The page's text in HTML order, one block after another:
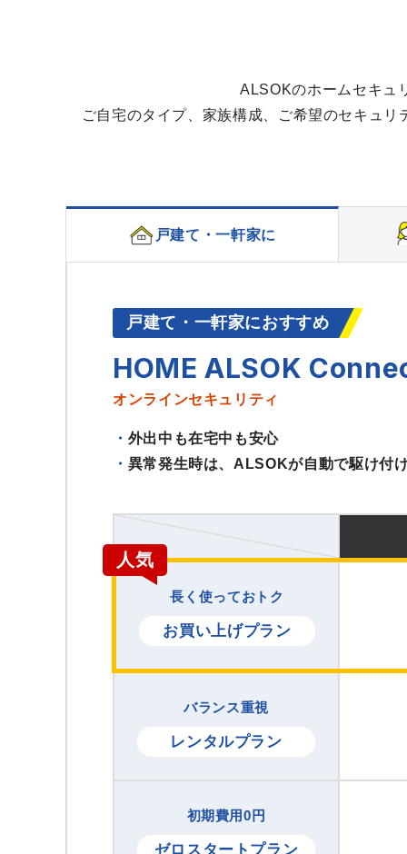
ALSOKのホームセキュ
ご自宅のタイプ、家族構成、ご希望のセキュ
戸建て・一軒家に
戸建て・一軒家におすすめ
HOME ALSOK
オンラインセキュリティ
外出中も在宅中も安心
異常発生時は、ALSOKが自動で駆け付
長く使っておトク
お買い上げプラン
バランス重視
レンタルプラン
初期費用0円
ゼロスタートプラン